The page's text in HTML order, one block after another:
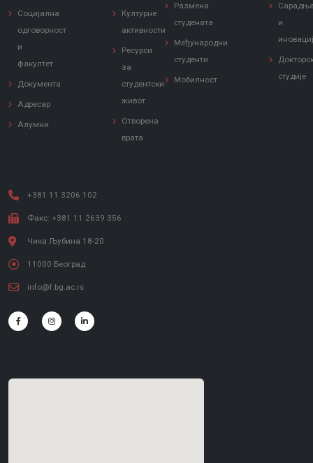
Социјална
одговорност
и
факултет
Документа
Адресар
Алумни
Културне
активности
Ресурси
за
студентски
живот
Отворена
врата
Размена
студената
Међународни
студенти
Мобилност
и
студије
+381 11 3206 102
Факс: +381 11 2639 356
Чика Љубина 18-20
11000 Београд
info@f.bg.ac.rs